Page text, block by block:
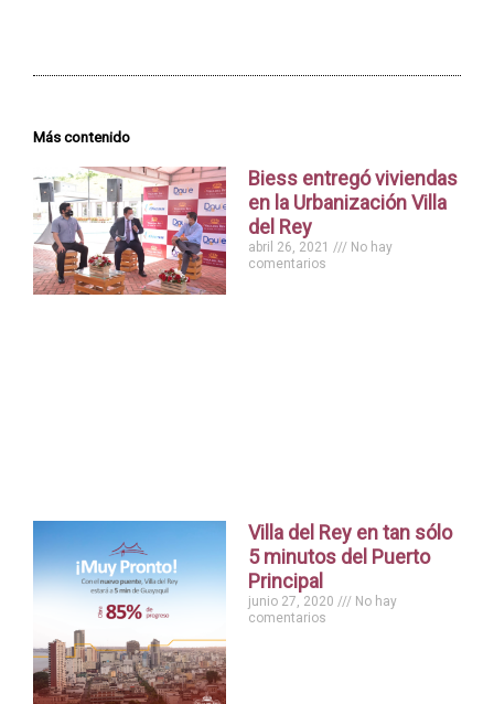
Más contenido
Biess entregó viviendas
en la Urbanización Villa
del Rey
abril 26, 2021
No hay
comentarios
Villa del Rey en tan sólo
5 minutos del Puerto
Principal
junio 27, 2020
No hay
comentarios